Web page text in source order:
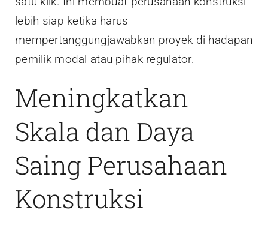
lebih siap ketika harus
mempertanggungjawabkan proyek di hadapan
pemilik modal atau pihak regulator.
Meningkatkan
Skala dan Daya
Saing Perusahaan
Konstruksi